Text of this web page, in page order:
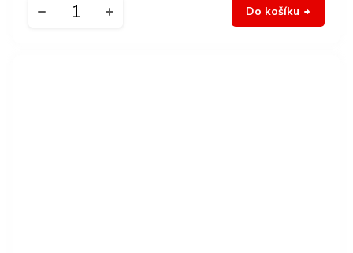
Do košíku